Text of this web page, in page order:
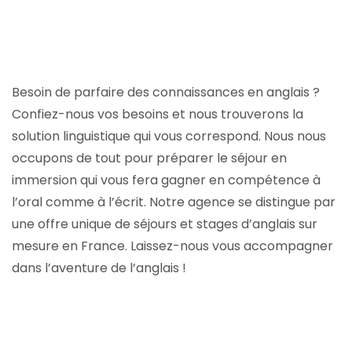
Besoin de parfaire des connaissances en anglais ?
Confiez-nous vos besoins et nous trouverons la
solution linguistique qui vous correspond. Nous nous
occupons de tout pour préparer le séjour en
immersion qui vous fera gagner en compétence à
l’oral comme à l’écrit. Notre agence se distingue par
une offre unique de séjours et stages d’anglais sur
mesure en France. Laissez-nous vous accompagner
dans l’aventure de l’anglais !